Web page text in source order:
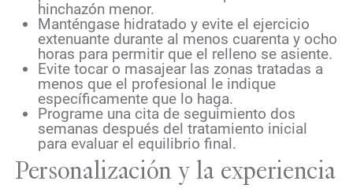
hinchazón menor.
Manténgase hidratado y evite el ejercicio
extenuante durante al menos cuarenta y ocho
horas para permitir que el relleno se asiente.
Evite tocar o masajear las zonas tratadas a
menos que el profesional le indique
específicamente que lo haga.
Programe una cita de seguimiento dos
semanas después del tratamiento inicial
para evaluar el equilibrio final.
Personalización y la experiencia